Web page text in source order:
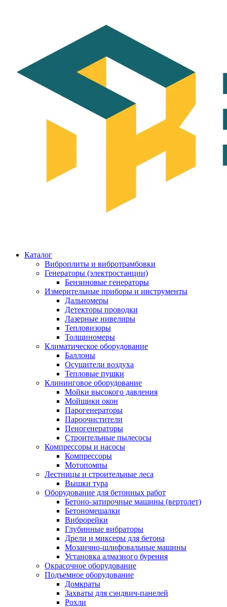
Каталог
Виброплиты и вибротрамбовки
Генераторы (электростанции)
Бензиновые генераторы
Измерительные приборы и инструменты
Дальномеры
Детекторы проводки
Лазерные нивелиры
Тепловизоры
Толщиномеры
Климатическое оборудование
Баллоны
Осушители воздуха
Тепловые пушки
Клининговое оборудование
Мойки высокого давления
Мойщики окон
Парогенераторы
Пароочистители
Пеногенераторы
Строительные пылесосы
Компрессоры и насосы
Компрессоры
Мотопомпы
Лестницы и строительные леса
Вышки тура
Оборудование для бетонных работ
Бетоно-затирочные машины (вертолет)
Бетономешалки
Виброрейки
Глубинные вибраторы
Дрели и миксеры для бетона
Мозаично-шлифовальные машины
Установка алмазного бурения
Окрасочное оборудование
Подъемное оборудование
Домкраты
Захваты для сэндвич-панелей
Рохли